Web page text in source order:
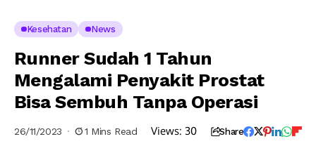
Kesehatan News
Runner Sudah 1 Tahun
Mengalami Penyakit Prostat
Bisa Sembuh Tanpa Operasi
26/11/2023 1 Mins Read Views: 30 Share